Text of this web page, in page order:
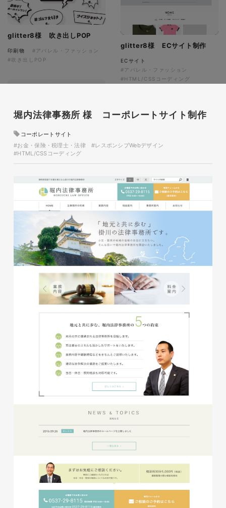
glitter8様 ECサイト制作
ECサイト
#アパレル・ファッション
#HTML/CSSコーディング
glitter8様 吹き出しPOP
印刷物
#アパレル・ファッション
#吹き出しPOP
glitter8様 チラシ
glitter8様 カタログ
印刷物
#アパレル・ファッション
#カタログ
磐田商工会議所様 磐田市商店
#公共・行政・団体
堀内法律事務所 様 コーポレートサイト制作
コーポレートサイト
#お金・保険・税理士・法律
#レスポンシブWebデザイン
#HTML/CSSコーディング